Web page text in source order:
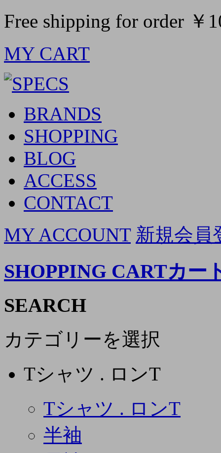
Free shipping for order ￥
MY CART
BRANDS
SHOPPING
BLOG
ACCESS
CONTACT
MY ACCOUNT 新規会員
SHOPPING CARTカー
SEARCH
カテゴリーを選択
Tシャツ . ロンT
Tシャツ . ロンT
半袖